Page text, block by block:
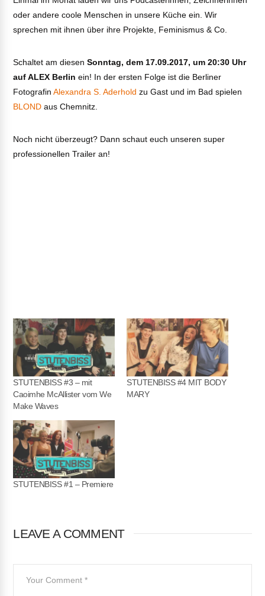
oder andere coole Menschen in unsere Küche ein. Wir
sprechen mit ihnen über ihre Projekte, Feminismus & Co.
Schaltet am diesenSonntag, dem 17.09.2017, um 20:30 Uhr
auf ALEX Berlin ein! In der ersten Folge ist die Berliner
FotografinAlexandra S. Aderhold zu Gast und im Bad spielen
BLOND aus Chemnitz.
Noch nicht überzeugt? Dann schaut euch unseren super
professionellen Trailer an!
STUTENBISS #3 – mit
Caoimhe McAllister vom We
Make Waves
STUTENBISS #4 MIT BODY
MARY
STUTENBISS #1 – Premiere
LEAVE A COMMENT